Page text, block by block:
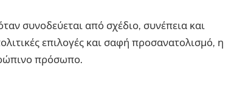
συνοδεύεται από σχέδιο, συνέπεια και
επιλογές και σαφή προσανατολισμό, η
πρόσωπο.